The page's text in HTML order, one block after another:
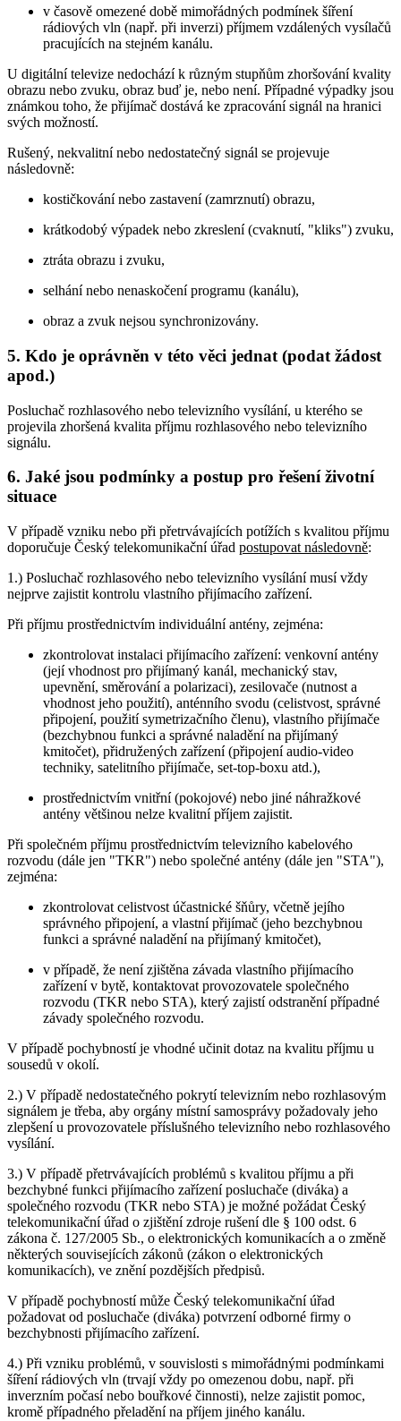
v časově omezené době mimořádných podmínek šíření
rádiových vln (např. při inverzi) příjmem vzdálených vysílačů
pracujících na stejném kanálu.
U digitální televize nedochází k různým stupňům zhoršování kvality
obrazu nebo zvuku, obraz buď je, nebo není. Případné výpadky jsou
známkou toho, že přijímač dostává ke zpracování signál na hranici
svých možností.
Rušený, nekvalitní nebo nedostatečný signál se projevuje
následovně:
kostičkování nebo zastavení (zamrznutí) obrazu,
krátkodobý výpadek nebo zkreslení (cvaknutí, "kliks") zvuku,
ztráta obrazu i zvuku,
selhání nebo nenaskočení programu (kanálu),
obraz a zvuk nejsou synchronizovány.
5. Kdo je oprávněn v této věci jednat (podat žádost
apod.)
Posluchač rozhlasového nebo televizního vysílání, u kterého se
projevila zhoršená kvalita příjmu rozhlasového nebo televizního
signálu.
6. Jaké jsou podmínky a postup pro řešení životní
situace
V případě vzniku nebo při přetrvávajících potížích s kvalitou příjmu
doporučuje Český telekomunikační úřad postupovat následovně:
1.) Posluchač rozhlasového nebo televizního vysílání musí vždy
nejprve zajistit kontrolu vlastního přijímacího zařízení.
Při příjmu prostřednictvím individuální antény, zejména:
zkontrolovat instalaci přijímacího zařízení: venkovní antény
(její vhodnost pro přijímaný kanál, mechanický stav,
upevnění, směrování a polarizaci), zesilovače (nutnost a
vhodnost jeho použití), anténního svodu (celistvost, správné
připojení, použití symetrizačního členu), vlastního přijímače
(bezchybnou funkci a správné naladění na přijímaný
kmitočet), přidružených zařízení (připojení audio-video
techniky, satelitního přijímače, set-top-boxu atd.),
prostřednictvím vnitřní (pokojové) nebo jiné náhražkové
antény většinou nelze kvalitní příjem zajistit.
Při společném příjmu prostřednictvím televizního kabelového
rozvodu (dále jen "TKR") nebo společné antény (dále jen "STA"),
zejména:
zkontrolovat celistvost účastnické šňůry, včetně jejího
správného připojení, a vlastní přijímač (jeho bezchybnou
funkci a správné naladění na přijímaný kmitočet),
v případě, že není zjištěna závada vlastního přijímacího
zařízení v bytě, kontaktovat provozovatele společného
rozvodu (TKR nebo STA), který zajistí odstranění případné
závady společného rozvodu.
V případě pochybností je vhodné učinit dotaz na kvalitu příjmu u
sousedů v okolí.
2.) V případě nedostatečného pokrytí televizním nebo rozhlasovým
signálem je třeba, aby orgány místní samosprávy požadovaly jeho
zlepšení u provozovatele příslušného televizního nebo rozhlasového
vysílání.
3.) V případě přetrvávajících problémů s kvalitou příjmu a při
bezchybné funkci přijímacího zařízení posluchače (diváka) a
společného rozvodu (TKR nebo STA) je možné požádat Český
telekomunikační úřad o zjištění zdroje rušení dle § 100 odst. 6
zákona č. 127/2005 Sb., o elektronických komunikacích a o změně
některých souvisejících zákonů (zákon o elektronických
komunikacích), ve znění pozdějších předpisů.
V případě pochybností může Český telekomunikační úřad
požadovat od posluchače (diváka) potvrzení odborné firmy o
bezchybnosti přijímacího zařízení.
4.) Při vzniku problémů, v souvislosti s mimořádnými podmínkami
šíření rádiových vln (trvají vždy po omezenou dobu, např. při
inverzním počasí nebo bouřkové činnosti), nelze zajistit pomoc,
kromě případného přeladění na příjem jiného kanálu.